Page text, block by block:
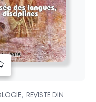
, REVISTE DIN